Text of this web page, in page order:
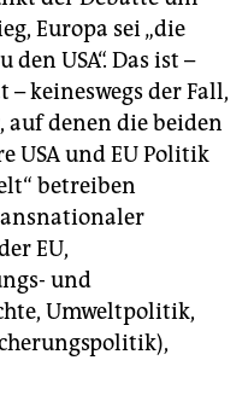
Europa sei „die
USA“. Das ist –
keineswegs der Fall,
auf denen die beiden
USA und EU Politik
betreiben
EU,
und
Umweltpolitik,